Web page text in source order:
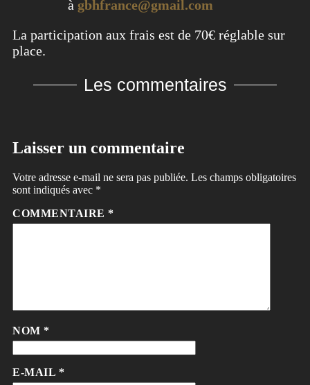
à gbhfrance@gmail.com
La participation aux frais est de 70€ réglable sur
place.
Les commentaires
Laisser un commentaire
Votre adresse e-mail ne sera pas publiée. Les champs obligatoires
sont indiqués avec *
COMMENTAIRE *
NOM *
E-MAIL *